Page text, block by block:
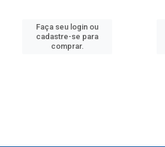
Faça seu login ou
cadastre-se para
comprar.